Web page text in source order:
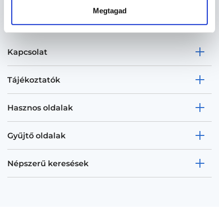
Megtagad
Kapcsolat
Tájékoztatók
Hasznos oldalak
Gyűjtő oldalak
Népszerű keresések